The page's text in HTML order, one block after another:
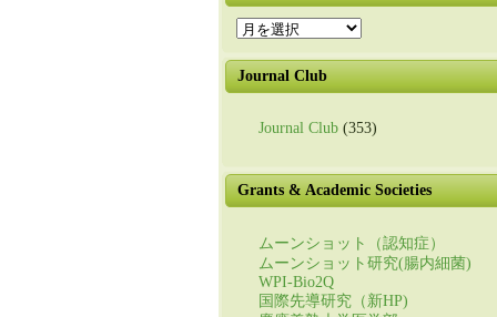
Past
News
Journal Club
Journal Club (353)
Grants & Academic Societies
ムーンショット（認知症）
ムーンショット研究(腸内細菌)
WPI-Bio2Q
国際先導研究（新HP)